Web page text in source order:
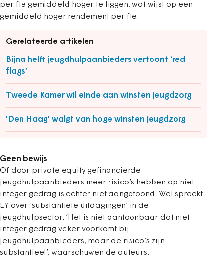
per fte gemiddeld hoger te liggen, wat wijst op een
gemiddeld hoger rendement per fte.
Gerelateerde artikelen
Bijna helft jeugdhulpaanbieders vertoont ‘red
flags’
Tweede Kamer wil einde aan winsten jeugdzorg
'Den Haag' walgt van hoge winsten jeugdzorg
Geen bewijs
Of door private equity gefinancierde
jeugdhulpaanbieders meer risico’s hebben op niet-
integer gedrag is echter niet aangetoond. Wel spreekt
EY over ‘substantiële uitdagingen’ in de
jeugdhulpsector. ‘Het is niet aantoonbaar dat niet-
integer gedrag vaker voorkomt bij
jeugdhulpaanbieders, maar de risico’s zijn
substantieel’, waarschuwen de auteurs.